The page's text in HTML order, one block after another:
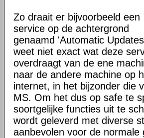
Zo draait er bijvoorbeeld een
service op de achtergrond
genaamd 'Automatic
weet niet exact wat deze
overdraagt van de ene
naar de andere machine op
internet, in het bijzonder die
MS. Om het dus op safe te
soortgelijke functies uit te
wordt geleverd met diverse
aanbevolen voor de normale